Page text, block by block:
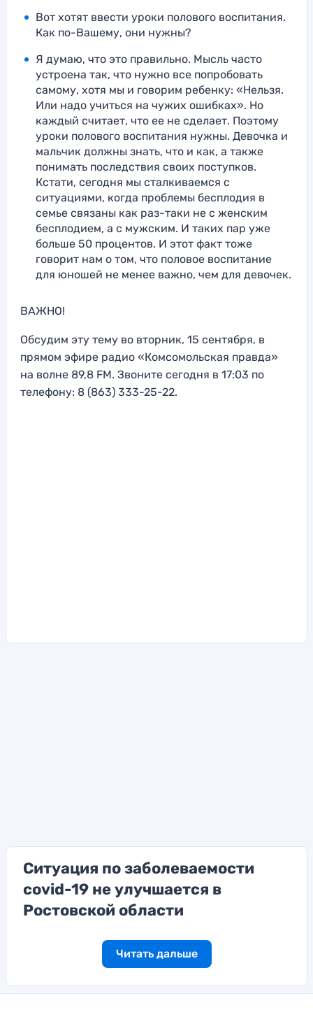
Вот хотят ввести уроки полового воспитания.
Как по-Вашему, они нужны?
Я думаю, что это правильно. Мысль часто
устроена так, что нужно все попробовать
самому, хотя мы и говорим ребенку: «Нельзя.
Или надо учиться на чужих ошибках». Но
каждый считает, что ее не сделает. Поэтому
уроки полового воспитания нужны. Девочка и
мальчик должны знать, что и как, а также
понимать последствия своих поступков.
Кстати, сегодня мы сталкиваемся с
ситуациями, когда проблемы бесплодия в
семье связаны как раз-таки не с женским
бесплодием, а с мужским. И таких пар уже
больше 50 процентов. И этот факт тоже
говорит нам о том, что половое воспитание
для юношей не менее важно, чем для девочек.
ВАЖНО!
Обсудим эту тему во вторник, 15 сентября, в
прямом эфире радио «Комсомольская правда»
на волне 89,8 FM. Звоните сегодня в 17:03 по
телефону: 8 (863) 333-25-22.
Ситуация по заболеваемости
covid-19 не улучшается в
Ростовской области
Читать дальше